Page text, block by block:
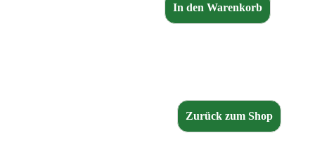
In den Warenkorb
Zurück zum Shop